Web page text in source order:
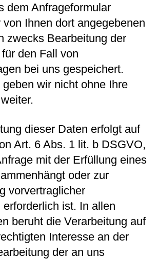
dem Anfrageformular
Ihnen dort angegebenen
zwecks Bearbeitung der
den Fall von
bei uns gespeichert.
wir nicht ohne Ihre
dieser Daten erfolgt auf
Art. 6 Abs. 1 lit. b DSGVO,
mit der Erfüllung eines
oder zur
vorvertraglicher
ist. In allen
beruht die Verarbeitung auf
Interesse an der
der an uns